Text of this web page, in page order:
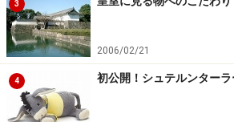
3
2006/02/21
4 初公開！シュテルンター